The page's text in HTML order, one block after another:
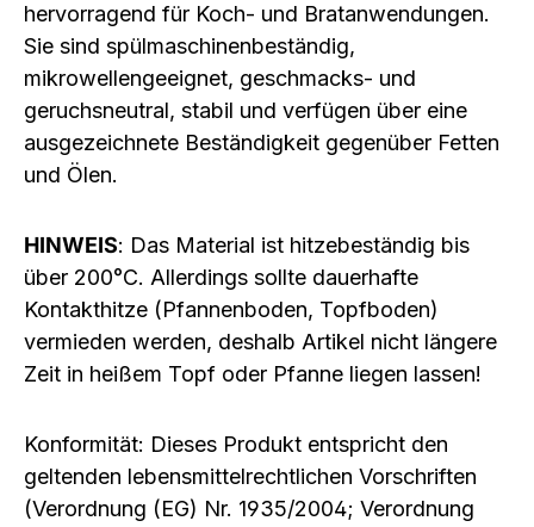
hervorragend für Koch- und Bratanwendungen.
Sie sind spülmaschinenbeständig,
mikrowellengeeignet, geschmacks- und
geruchsneutral, stabil und verfügen über eine
ausgezeichnete Beständigkeit gegenüber Fetten
und Ölen.
HINWEIS: Das Material ist hitzebeständig bis
über 200°C. Allerdings sollte dauerhafte
Kontakthitze (Pfannenboden, Topfboden)
vermieden werden, deshalb Artikel nicht längere
Zeit in heißem Topf oder Pfanne liegen lassen!
Konformität: Dieses Produkt entspricht den
geltenden lebensmittelrechtlichen Vorschriften
(Verordnung (EG) Nr. 1935/2004; Verordnung